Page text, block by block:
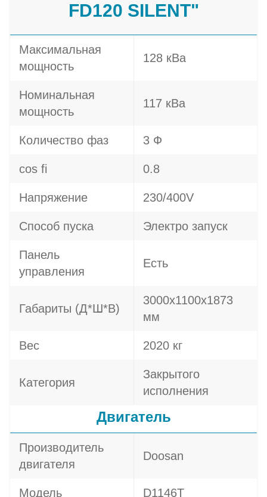
FD120 SILENT"
Максимальная
мощность
128 кВа
Номинальная
мощность
117 кВа
Количество фаз 3 Ф
cos fi 0.8
Напряжение 230/400V
Способ пуска Электро запуск
Панель
управления
Есть
Габариты (Д*Ш*В)
3000х1100х1873
мм
Вес 2020 кг
Категория
Закрытого
исполнения
Двигатель
Производитель
двигателя
Doosan
Модель D1146T